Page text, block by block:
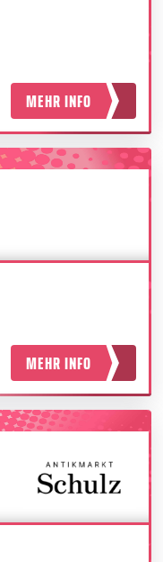
MEHR INFO
MEHR INFO